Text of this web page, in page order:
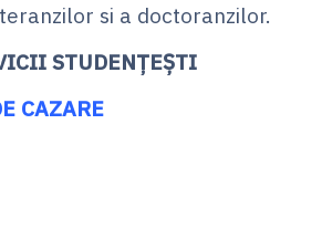
si a doctoranzilor.
STUDENŢEŞTI
CAZARE